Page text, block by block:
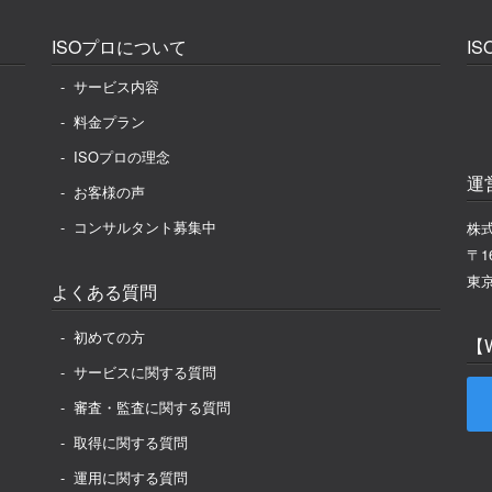
ISOプロについて
サービス内容
料金プラン
ISOプロの理念
お客様の声
コンサルタント募集中
よくある質問
初めての方
サービスに関する質問
審査・監査に関する質問
取得に関する質問
運用に関する質問
運
株
〒
東